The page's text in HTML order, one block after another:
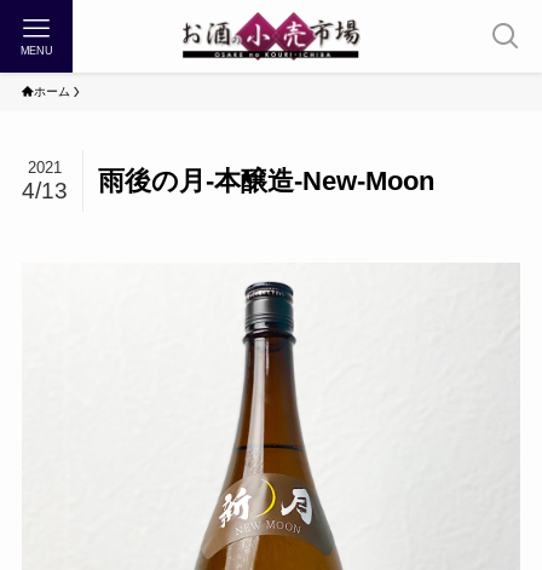
MENU
ホーム
雨後の月-本醸造-New-Moon
2021
4/13